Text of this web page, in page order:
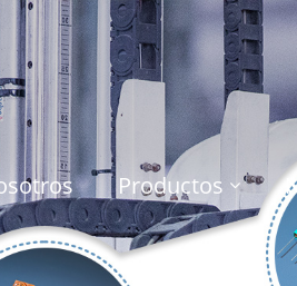
Productos